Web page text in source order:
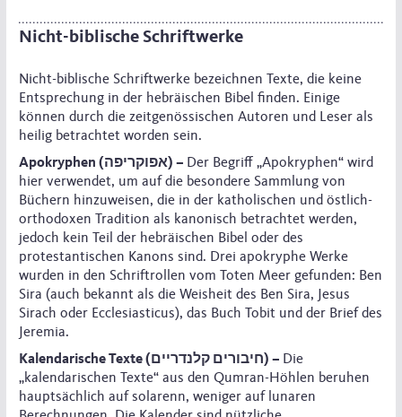
Nicht-biblische Schriftwerke
Nicht-biblische Schriftwerke bezeichnen Texte, die keine
Entsprechung in der hebräischen Bibel finden. Einige
können durch die zeitgenössischen Autoren und Leser als
heilig betrachtet worden sein.
Apokryphen (אפוקריפה) – Der Begriff „Apokryphen“ wird
hier verwendet, um auf die besondere Sammlung von
Büchern hinzuweisen, die in der katholischen und östlich-
orthodoxen Tradition als kanonisch betrachtet werden,
jedoch kein Teil der hebräischen Bibel oder des
protestantischen Kanons sind. Drei apokryphe Werke
wurden in den Schriftrollen vom Toten Meer gefunden: Ben
Sira (auch bekannt als die Weisheit des Ben Sira, Jesus
Sirach oder Ecclesiasticus), das Buch Tobit und der Brief des
Jeremia.
Kalendarische Texte (חיבורים קלנדריים) – Die
„kalendarischen Texte“ aus den Qumran-Höhlen beruhen
hauptsächlich auf solarenn, weniger auf lunaren